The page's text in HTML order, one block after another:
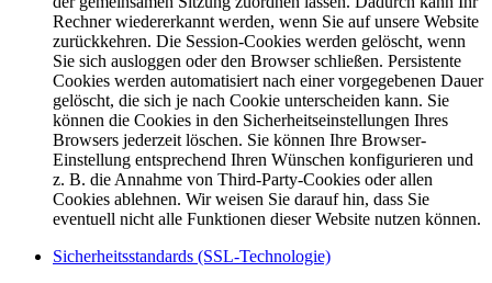
Rechner wiedererkannt werden, wenn Sie auf unsere Website
zurückkehren. Die Session-Cookies werden gelöscht, wenn
Sie sich ausloggen oder den Browser schließen. Persistente
Cookies werden automatisiert nach einer vorgegebenen Dauer
gelöscht, die sich je nach Cookie unterscheiden kann. Sie
können die Cookies in den Sicherheitseinstellungen Ihres
Browsers jederzeit löschen. Sie können Ihre Browser-
Einstellung entsprechend Ihren Wünschen konfigurieren und
z. B. die Annahme von Third-Party-Cookies oder allen
Cookies ablehnen. Wir weisen Sie darauf hin, dass Sie
eventuell nicht alle Funktionen dieser Website nutzen können.
Sicherheitsstandards (SSL-Technologie)